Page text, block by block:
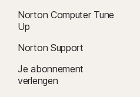
Norton Computer Tune
Up
Norton Support
Je abonnement
verlengen